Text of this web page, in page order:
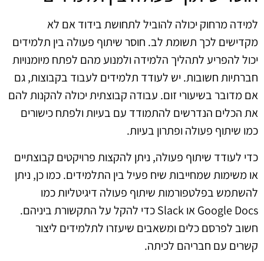
למידה מרחוק יכולה להוביל לתחושת בידוד אם לא
מקדישים לכך תשומת לב. חוסר שיתוף פעולה בין תלמידים
יכול להפריע לתהליך הלמידה ולמנוע מהם לפתח מיומנויות
חברתיות חשובות. יש לעודד תלמידים לעבוד בקבוצות, גם
אם מדובר בשיעורי זום. עבודה קבוצתית יכולה להקנות להם
את הכלים הנדרשים להתמודד עם בעיות ולפתח כישורים
כמו שיתוף פעולה ופתרון בעיות.
כדי לעודד שיתוף פעולה, ניתן להקצות פרויקטים קבוצתיים
או משימות שמחייבות שיח פעיל בין התלמידים. כמו כן, ניתן
להשתמש בפלטפורמות שיתוף פעולה דיגיטליות כמו
Google Docs או Slack כדי להקל על התקשורת ביניהם.
חשוב לפרסם כלים ומשאבים שיעזרו לתלמידים ליצור
קשרים עם חבריהם לכיתה.